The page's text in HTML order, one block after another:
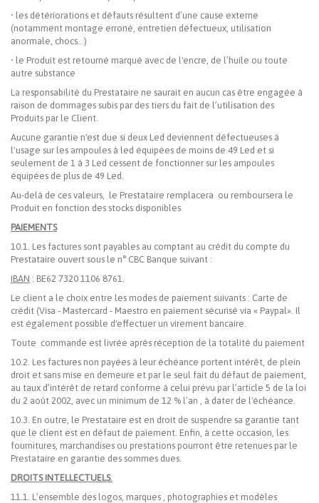
• les détériorations et défauts résultent d’une cause externe
(notamment montage erroné, entretien défectueux, utilisation
anormale, chocs…)
• le Produit est retourné marqué avec de l'encre, de l’huile ou toute
autre substance
La responsabilité du Prestataire ne saurait en aucun cas être engagée à
raison de dommages subis par des tiers du fait de l’utilisation des
Produits par le Client.
Aucune garantie n'est due si deux Led deviennent défectueuses à
l'usage sur les ampoules à led équipées de moins de 49 Led et si
seulement de 1 à 3 Led cessent de fonctionner sur les ampoules
équipées de plus de 49 Led.
Au-delà de ces valeurs, le Prestataire remplacera ou remboursera le
Produit en fonction des stocks disponibles
PAIEMENTS
10.1. Les factures sont payables au comptant au crédit du compte du
Prestataire ouvert sous le n° CBC Banque suivant :
IBAN : BE62 7320 1106 8761.
Le client a le choix entre les modes de paiement suivants : Carte de
crédit (Visa - Mastercard - Maestro en paiement sécurisé via « Paypal». Il
est également possible d'effectuer un virement bancaire.
Toute commande est livrée après réception de la totalité du paiement
10.2. Les factures non payées à leur échéance portent intérêt, de plein
droit et sans mise en demeure et par le seul fait du défaut de paiement,
au taux d’intérêt de retard conforme à celui prévu par l’article 5 de la loi
du 2 août 2002, avec un minimum de 12 % l’an , à dater de l'échéance.
10.3. En outre, le Prestataire est en droit de suspendre sa garantie tant
que le client est en défaut de paiement. Enfin, à cette occasion, les
fournitures, marchandises ou prestations pourront être retenues par le
Prestataire en garantie des sommes dues.
DROITS INTELLECTUELS.
11.1. L’ensemble des logos, marques , photographies et modèles